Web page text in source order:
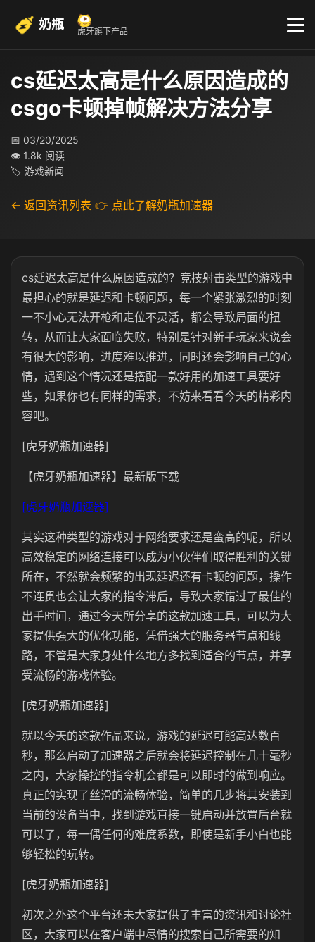
奶瓶 虎牙旗下产品
cs延迟太高是什么原因造成的
csgo卡顿掉帧解决方法分享
📅 03/20/2025
👁 1.8k 阅读
🏷 游戏新闻
← 返回资讯列表 👉 点此了解奶瓶加速器
cs延迟太高是什么原因造成的？竞技射击类型的游戏中
最担心的就是延迟和卡顿问题，每一个紧张激烈的时刻
一不小心无法开枪和走位不灵活，都会导致局面的扭
转，从而让大家面临失败，特别是针对新手玩家来说会
有很大的影响，进度难以推进，同时还会影响自己的心
情，遇到这个情况还是搭配一款好用的加速工具要好
些，如果你也有同样的需求，不妨来看看今天的精彩内
容吧。
[虎牙奶瓶加速器]
【虎牙奶瓶加速器】最新版下载
[虎牙奶瓶加速器]
其实这种类型的游戏对于网络要求还是蛮高的呢，所以
高效稳定的网络连接可以成为小伙伴们取得胜利的关键
所在，不然就会频繁的出现延迟还有卡顿的问题，操作
不连贯也会让大家的指令滞后，导致大家错过了最佳的
出手时间，通过今天所分享的这款加速工具，可以为大
家提供强大的优化功能，凭借强大的服务器节点和线
路，不管是大家身处什么地方多找到适合的节点，并享
受流畅的游戏体验。
[虎牙奶瓶加速器]
就以今天的这款作品来说，游戏的延迟可能高达数百
秒，那么启动了加速器之后就会将延迟控制在几十毫秒
之内，大家操控的指令机会都是可以即时的做到响应。
真正的实现了丝滑的流畅体验，简单的几步将其安装到
当前的设备当中，找到游戏直接一键启动并放置后台就
可以了，每一偶任何的难度系数，即使是新手小白也能
够轻松的玩转。
[虎牙奶瓶加速器]
初次之外这个平台还未大家提供了丰富的资讯和讨论社
区，大家可以在客户端中尽情的搜索自己所需要的知